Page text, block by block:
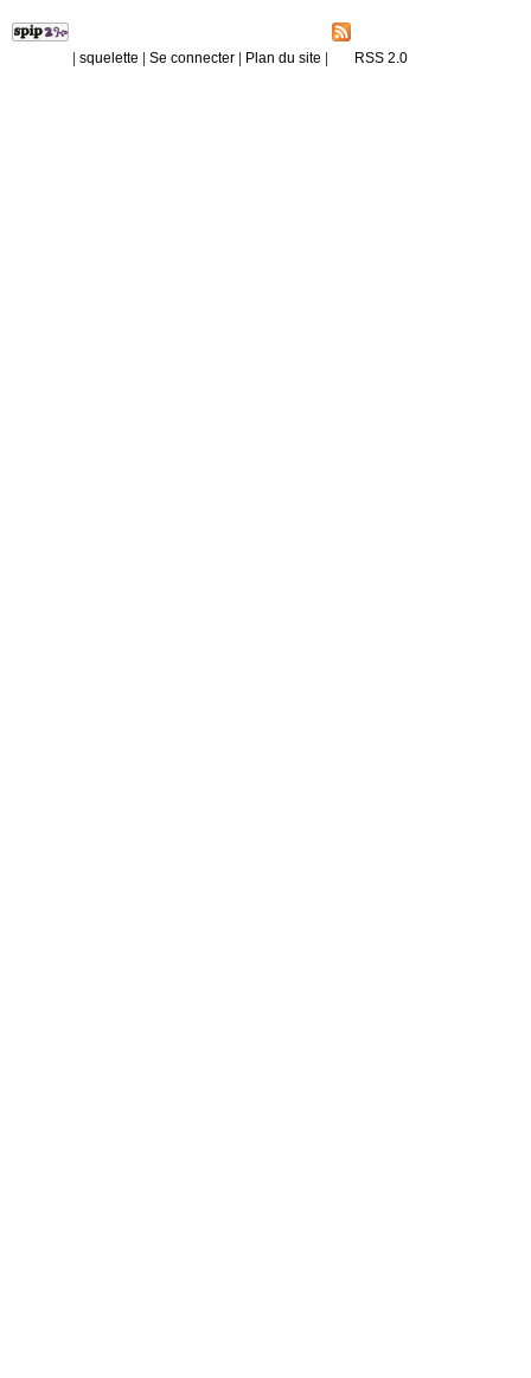
| squelette | Se connecter | Plan du site | RSS 2.0